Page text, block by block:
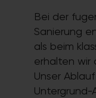
Bei der
Sanierung
als beim
erhalten wir
Unser